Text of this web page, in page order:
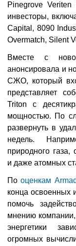
Pinegrove
инвесторы,
Capital, 8090
Overmatch, Silent
Вместе с
анонсировала и
СЖО, который
представляет
Triton с
мощностью. По
развернуть в
недель.
природного газа,
и даже атомных
Пооценкам
конца освоенных
помочь
мнению
энергетики
огромных